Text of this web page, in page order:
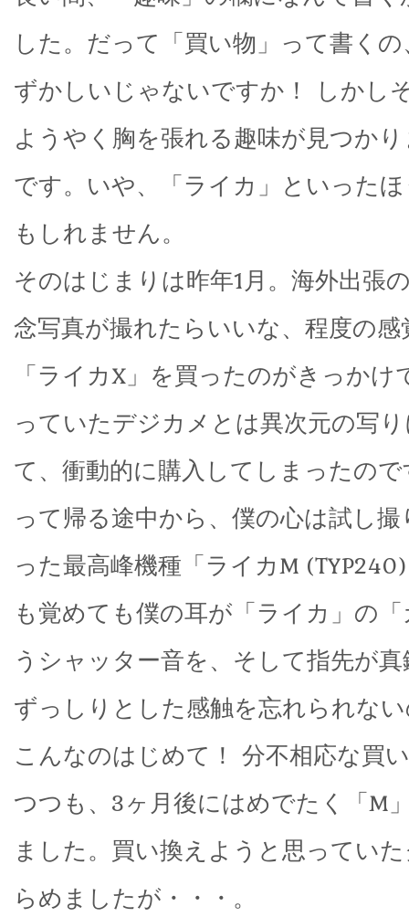
した。だって「買い物」って書く
ずかしいじゃないですか！ しかし
ようやく胸を張れる趣味が見つか
です。いや、「ライカ」といった
もしれません。
そのはじまりは昨年1月。海外出張
念写真が撮れたらいいな、程度の
「ライカX」を買ったのがきっか
っていたデジカメとは異次元の写
て、衝動的に購入してしまったの
って帰る途中から、僕の心は試し
った最高峰機種「ライカM
も覚めても僕の耳が「ライカ」の
うシャッター音を、そして指先が
ずっしりとした感触を忘れられな
こんなのはじめて！ 分不相応な買
つつも、3ヶ月後にはめでたく「M
ました。買い換えようと思ってい
らめましたが・・・。